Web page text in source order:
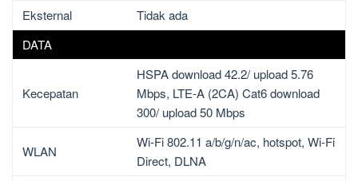
Eksternal
Tidak ada
DATA
Kecepatan
HSPA download 42.2/ upload 5.76
Mbps, LTE-A (2CA) Cat6 download
300/ upload 50 Mbps
WLAN
Wi-Fi 802.11 a/b/g/n/ac, hotspot, Wi-Fi
Direct, DLNA